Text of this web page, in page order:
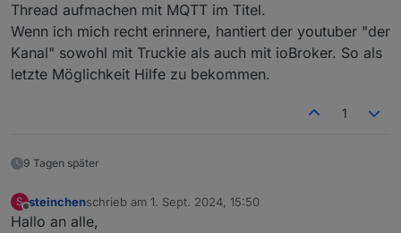
Thread aufmachen mit MQTT im Titel.
Wenn ich mich recht erinnere, hantiert der youtuber "der
Kanal" sowohl mit Truckie als auch mit ioBroker. So als
letzte Möglichkeit Hilfe zu bekommen.
1
9 Tagen später
S
Offline
steinchenschrieb am 1. Sept. 2024, 15:50
zuletzt editiert von
Hallo an alle,